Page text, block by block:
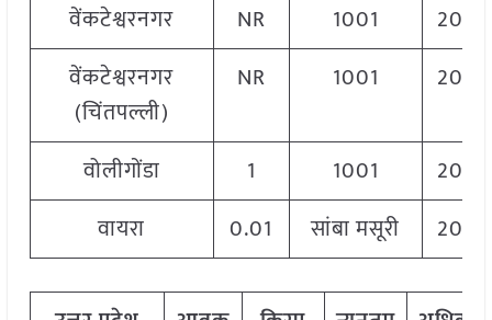
वेंकटेश्वरनगर
NR 1001
2060
वेंकटेश्वरनगर
(चिंतपल्ली)
NR 1001 2060
वोलीगोंडा 1 1001
2060
वायरा
0.01 सांबा मसूरी 2020